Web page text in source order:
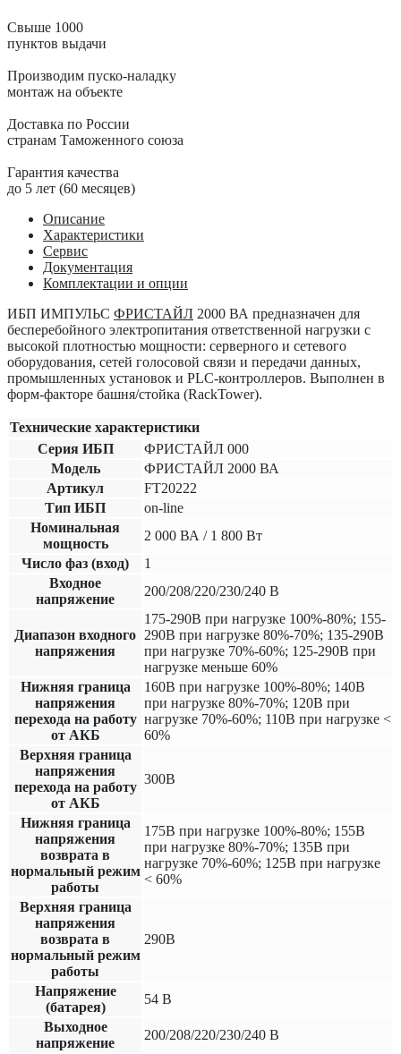
Свыше 1000
пунктов выдачи
Производим пуско-наладку
монтаж на объекте
Доставка по России
странам Таможенного союза
Гарантия качества
до 5 лет (60 месяцев)
Описание
Характеристики
Сервис
Документация
Комплектации и опции
ИБП ИМПУЛЬС ФРИСТАЙЛ 2000 ВА предназначен для
бесперебойного электропитания ответственной нагрузки с
высокой плотностью мощности: серверного и сетевого
оборудования, сетей голосовой связи и передачи данных,
промышленных установок и PLC-контроллеров. Выполнен в
форм-факторе башня/стойка (RackTower).
Технические характеристики
Серия ИБП
ФРИСТАЙЛ 000
Модель
ФРИСТАЙЛ 2000 ВА
Артикул
FT20222
Тип ИБП
on-line
Номинальная
мощность
2 000 ВА / 1 800 Вт
Число фаз (вход)
1
Входное
напряжение
200/208/220/230/240 В
Диапазон входного
напряжения
175-290В при нагрузке 100%-80%; 155-
290В при нагрузке 80%-70%; 135-290В
при нагрузке 70%-60%; 125-290В при
нагрузке меньше 60%
Нижняя граница
напряжения
перехода на работу
от АКБ
160В при нагрузке 100%-80%; 140В
при нагрузке 80%-70%; 120В при
нагрузке 70%-60%; 110В при нагрузке <
60%
Верхняя граница
напряжения
перехода на работу
от АКБ
300В
Нижняя граница
напряжения
возврата в
нормальный режим
работы
175В при нагрузке 100%-80%; 155В
при нагрузке 80%-70%; 135В при
нагрузке 70%-60%; 125В при нагрузке
< 60%
Верхняя граница
напряжения
возврата в
нормальный режим
работы
290В
Напряжение
(батарея)
54 В
Выходное
напряжение
200/208/220/230/240 В